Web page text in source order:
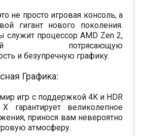
не просто игровая консоль, а
гигант нового поколения.
служит процессор AMD Zen 2,
потрясающую
и безупречную графику.
Графика:
игр с поддержкой 4K и HDR
гарантирует великолепное
принося вам невероятно
атмосферу.